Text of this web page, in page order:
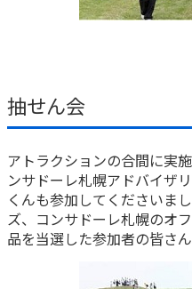
抽せん会
アトラクションの合間に実
ンサドーレ札幌アドバイザ
くんも参加してくださいま
ズ、コンサドーレ札幌のオ
品を当選した参加者の皆さ